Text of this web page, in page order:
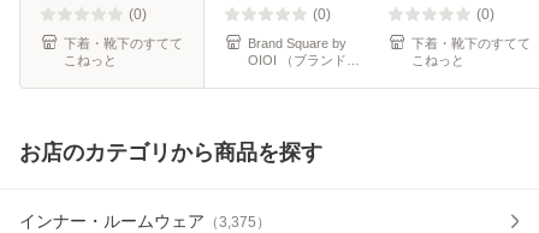
暖かい 男の子 女の
子 300デ
(0)
下着・靴下のすてて
こねっと
(0)
Brand Square by
OIOI （ブランドス
深ばき 保育園 小学
生 下着
(0)
下着・靴下のすてて
こねっと
お店のカテゴリから商品を探す
インナー・ルームウェア （3,375 ）